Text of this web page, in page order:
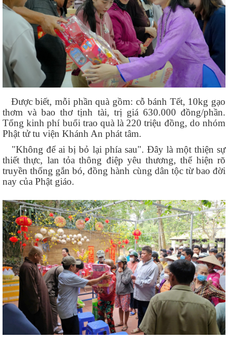
Được biết, mỗi phần quà gồm: cỗ bánh Tết, 10kg gạo
thơm và bao thơ tịnh tài, trị giá 630.000 đồng/phần.
Tổng kinh phí buổi trao quà là 220 triệu đồng, do nhóm
Phật tử tu viện Khánh An phát tâm.
"Không để ai bị bỏ lại phía sau". Đây là một thiện sự
thiết thực, lan tỏa thông điệp yêu thương, thể hiện rõ
truyền thống gắn bó, đồng hành cùng dân tộc từ bao đời
nay của Phật giáo.